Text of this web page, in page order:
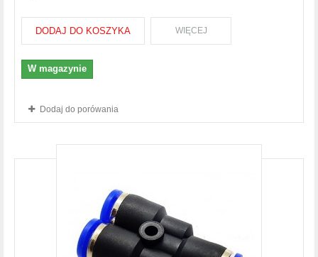
DODAJ DO KOSZYKA WIĘCEJ
W magazynie
Dodaj do porówania